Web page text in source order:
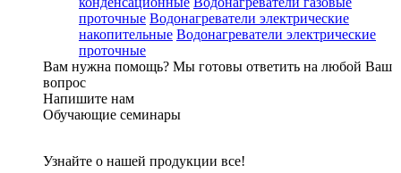
проточные Водонагреватели электрические
накопительные Водонагреватели электрические
проточные
Вам нужна помощь? Мы готовы ответить на любой Ваш
вопрос
Напишите нам
Обучающие семинары
Узнайте о нашей продукции все!